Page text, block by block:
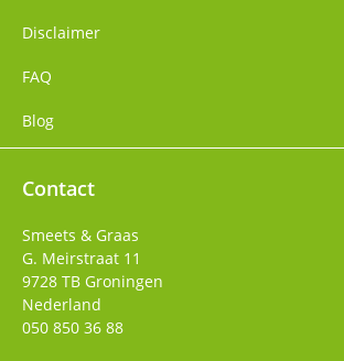
Disclaimer
FAQ
Blog
Contact
Smeets & Graas
G. Meirstraat 11
9728 TB Groningen
Nederland
050 850 36 88